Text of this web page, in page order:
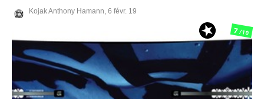
Kojak Anthony Hamann, 6 févr. 19
7/10